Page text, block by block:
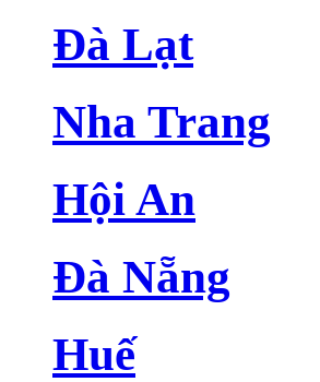
Đà Lạt
Nha Trang
Hội An
Đà Nẵng
Huế